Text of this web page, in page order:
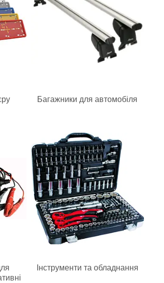
Багажники для автомобіля
Інструменти та обладнання